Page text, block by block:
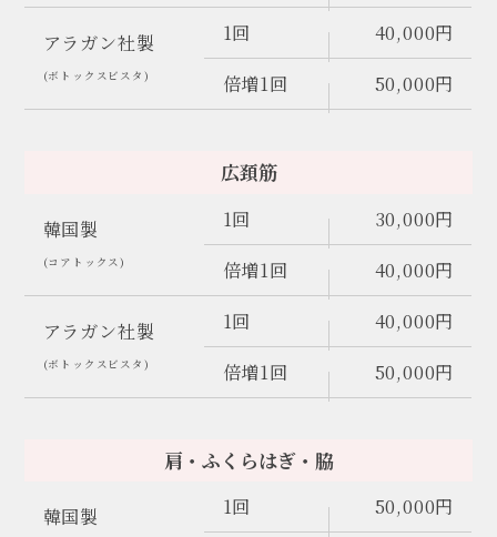
アラガン社製
(ボトックスビスタ)
1回
40,000円
倍増1回
50,000円
広頚筋
韓国製
(コアトックス)
1回
30,000円
倍増1回
40,000円
アラガン社製
(ボトックスビスタ)
1回
40,000円
倍増1回
50,000円
肩・ふくらはぎ・脇
韓国製 1回 50,000円